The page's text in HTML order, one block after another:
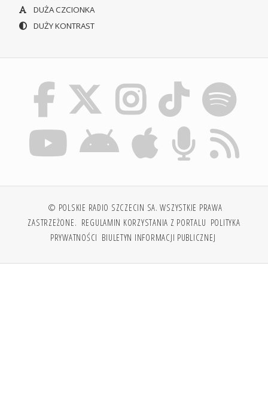
DUŻA CZCIONKA
DUŻY KONTRAST
© POLSKIE RADIO SZCZECIN SA. WSZYSTKIE PRAWA
ZASTRZEŻONE. REGULAMIN KORZYSTANIA Z PORTALU POLITYKA
PRYWATNOŚCI BIULETYN INFORMACJI PUBLICZNEJ